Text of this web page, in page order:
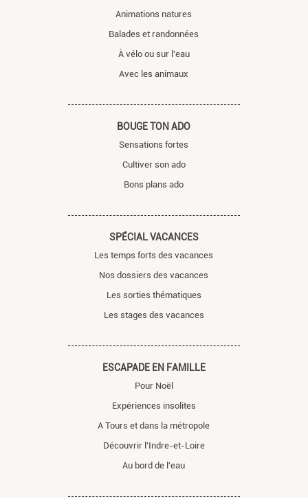
Animations natures
Balades et randonnées
À vélo ou sur l'eau
Avec les animaux
BOUGE TON ADO
Sensations fortes
Cultiver son ado
Bons plans ado
SPÉCIAL VACANCES
Les temps forts des vacances
Nos dossiers des vacances
Les sorties thématiques
Les stages des vacances
ESCAPADE EN FAMILLE
Pour Noël
Expériences insolites
A Tours et dans la métropole
Découvrir l'Indre-et-Loire
Au bord de l'eau